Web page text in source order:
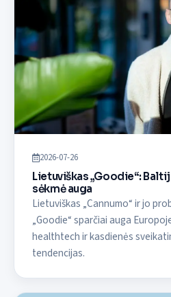
2026-07-26
Lietuviškas „Goodie“:
sėkmė auga
Lietuviškas „Cannumo“ ir jo
„Goodie“ sparčiai auga
healthtech ir kasdienės
tendencijas.